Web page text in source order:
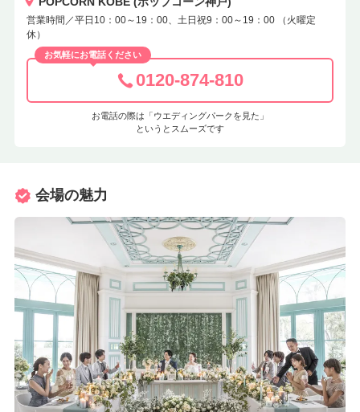
営業時間／平日10：00～19：00、土日祝9：00～19：00 （火曜定
休）
お気軽にお電話ください
0120-874-810
お電話の際は「ウエディングパークを見た」
というとスムーズです
会場の魅力